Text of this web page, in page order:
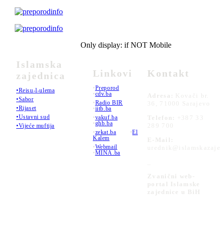
Islamska
zajednica
•Reisu-l-ulema
•Sabor
•Rijaset
•Ustavni sud
•Vijeće muftija
Only display: if NOT Mobile
Linkovi
•Preporod
•cdv.ba
•Radio BIR
•iitb.ba
•vakuf.ba
•ghb.ba
•zekat.ba •El
Kalem
•Webmail
•MINA.ba
Kontakt
Adresa:
Kovači br.
36, 71000 Sarajevo
Telefon:
+387 33
289 700
E-Mail:
Zvanični web-
portal Islamske
zajednice u BiH